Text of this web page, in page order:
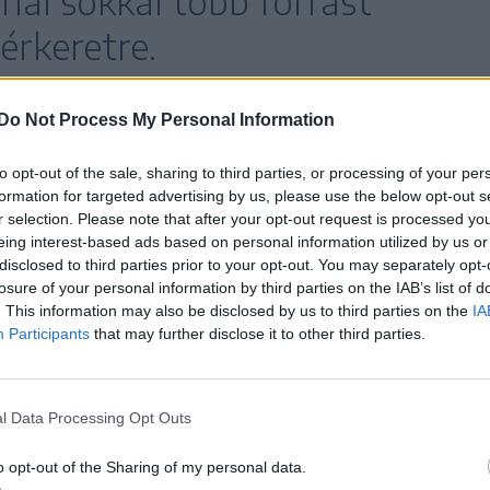
Do Not Process My Personal Information
opt-out of the sale, sharing to third parties, or processing of your
for targeted advertising by us, please use the below opt-out
selection. Please note that after your opt-out request is processed
interest-based ads based on personal information utilized by us
to third parties prior to your opt-out. You may separately
of your personal information by third parties on the IAB’s list of
This information may also be disclosed by us to third parties on the
Participants that may further disclose it to other third parties.
Data Processing Opt Outs
opt-out of the Sharing of my personal data.
ki a közalkalmazotti bérekre fordítható teljes
lejt jelent – emlékeztetett. Az új
és fenntarthatónak kell lennie, és
lehetőségeivel – nyomatékosította az ügyvivő
az Európai Unióban, miközben a
mért aránya nálunk az egyik
aki szerint a közszférában a bérezést a
figyelembe kell venni a gazdaság reális